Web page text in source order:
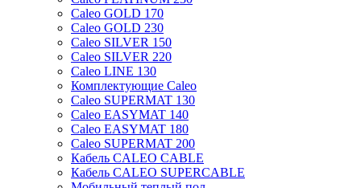
Caleo GOLD 170
Caleo GOLD 230
Caleo SILVER 150
Caleo SILVER 220
Caleo LINE 130
Комплектующие Caleo
Caleo SUPERMAT 130
Caleo EASYMAT 140
Caleo EASYMAT 180
Caleo SUPERMAT 200
Кабель CALEO CABLE
Кабель CALEO SUPERCABLE